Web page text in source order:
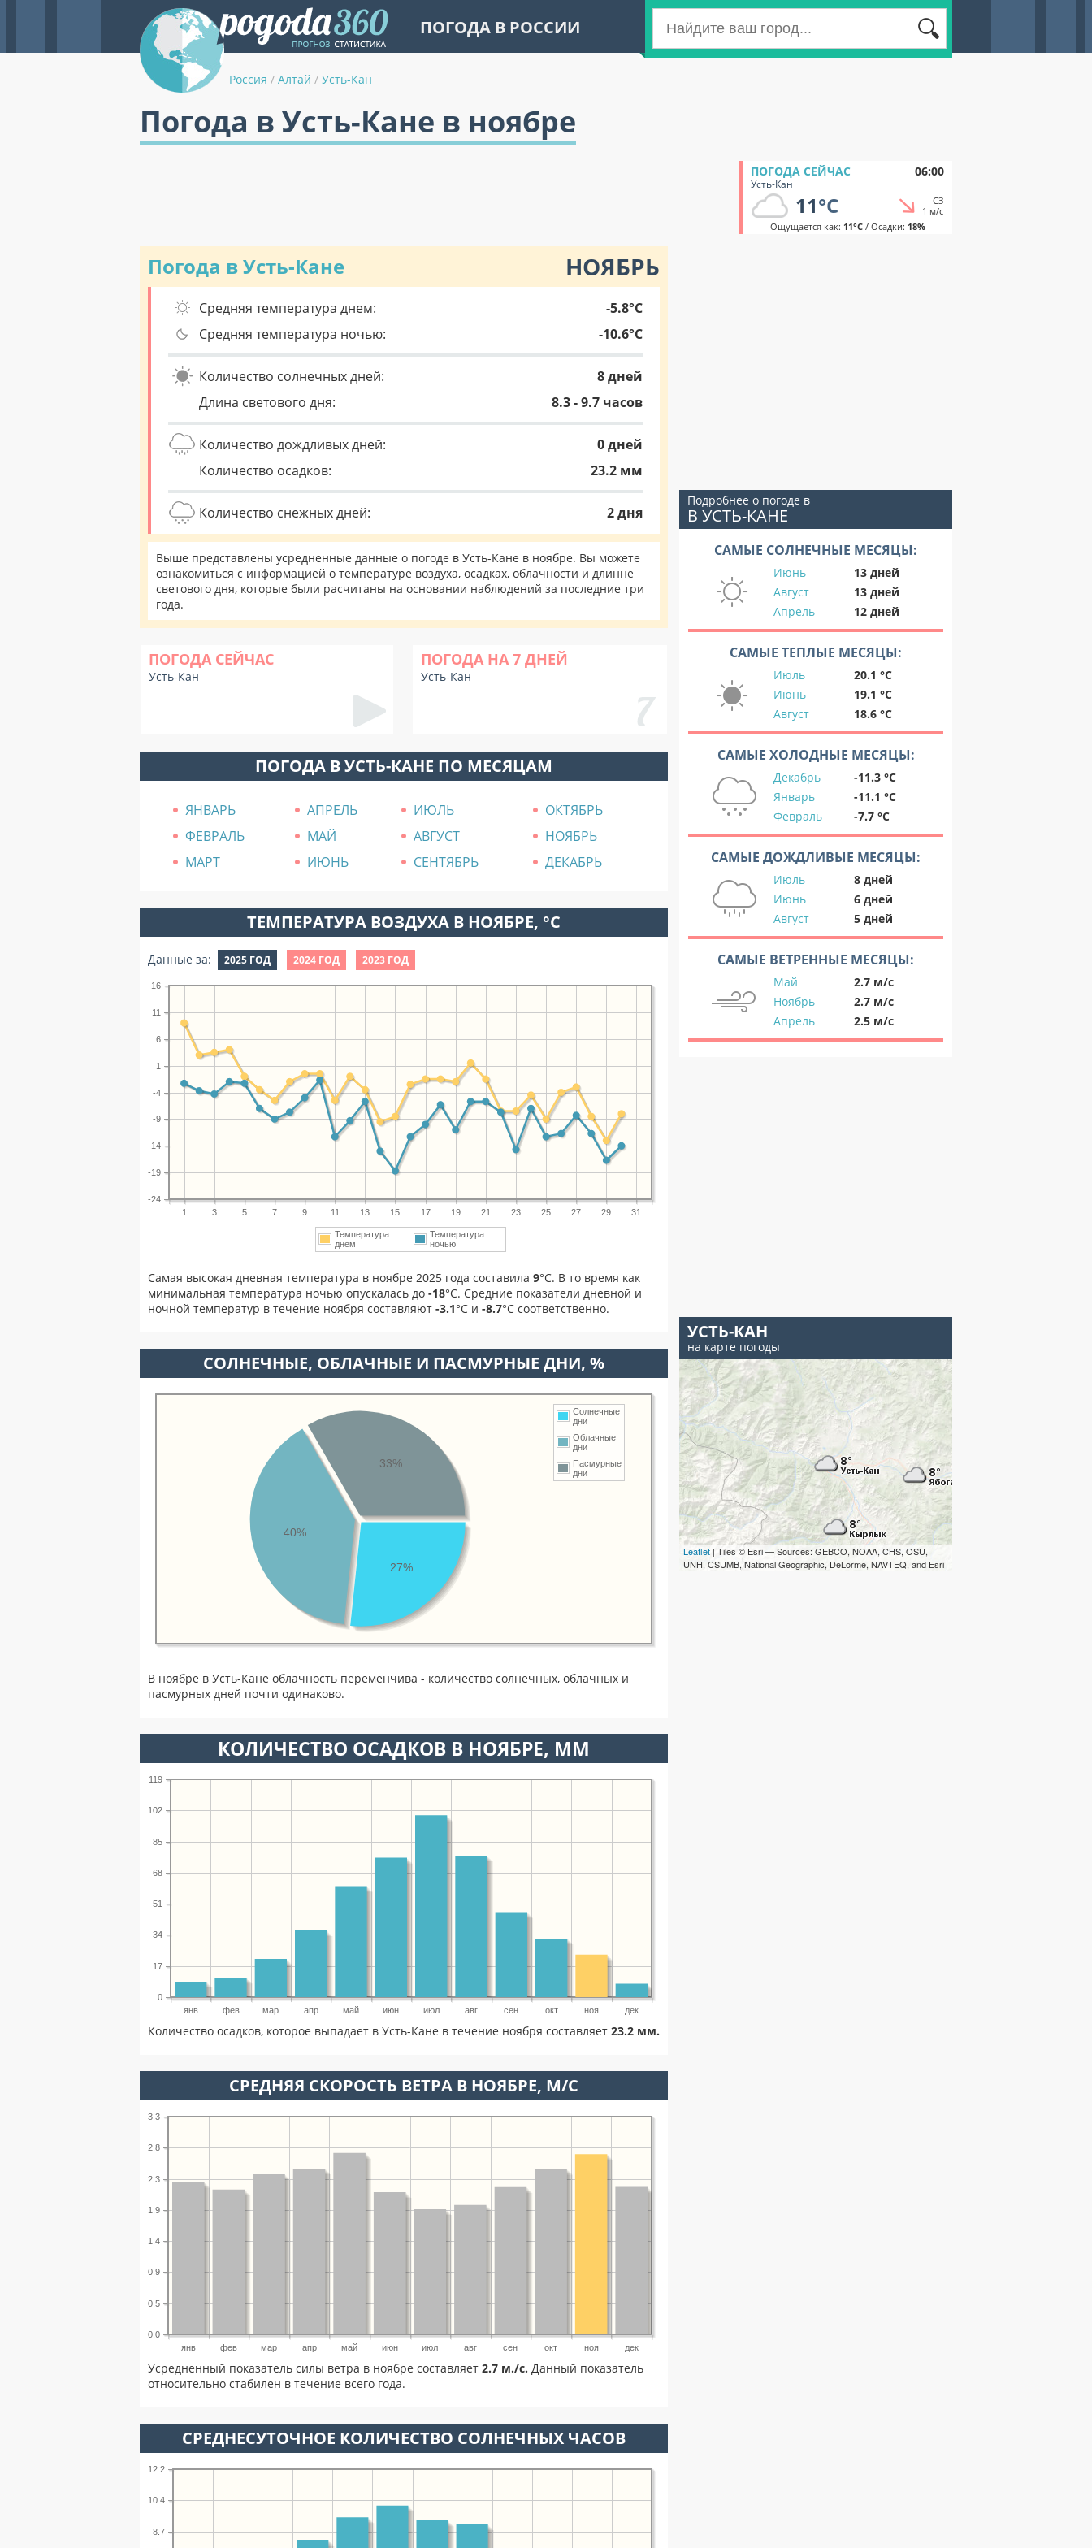
ПОГОДА В РОССИИ
Россия / Алтай / Усть-Кан
Погода в Усть-Кане в ноябре
ПОГОДА СЕЙЧАС 06:00
Усть-Кан
11°C
СЗ
1 м/с
Ощущается как: 11°C/ Осадки: 18%
Погода в Усть-Кане НОЯБРЬ
Средняя температура днем:
-5.8°C
Средняя температура ночью:
-10.6°C
Количество солнечных дней:
8 дней
Длина светового дня:
8.3 - 9.7 часов
Количество дождливых дней:
0 дней
Количество осадков:
23.2 мм
Количество снежных дней: 2 дня
Выше представлены усредненные данные о погоде в Усть-Кане в ноябре. Вы можете
ознакомиться с информацией о температуре воздуха, осадках, облачности и длинне
светового дня, которые были расчитаны на основании наблюдений за последние три
года.
ПОГОДА СЕЙЧАС
Усть-Кан
ПОГОДА НА 7 ДНЕЙ
Усть-Кан
ПОГОДА В УСТЬ-КАНЕ ПО МЕСЯЦАМ
ЯНВАРЬ АПРЕЛЬ ИЮЛЬ
ОКТЯБРЬ
ФЕВРАЛЬ
МАЙ АВГУСТ
НОЯБРЬ
МАРТ
ИЮНЬ СЕНТЯБРЬ ДЕКАБРЬ
ТЕМПЕРАТУРА ВОЗДУХА В НОЯБРЕ, °C
Данные за: 2025 ГОД 2024 ГОД 2023 ГОД
1 3 5 7 9 11 13 15 17 19 21 23 25 27 29 31
-24
-19
-14
-9
-4
1
6
11
16
Температура
днем
Температура
ночью
Самая высокая дневная температура в ноябре 2025 года составила 9°С. В то время как
минимальная температура ночью опускалась до -18°C. Средние показатели дневной и
ночной температур в течение ноября составляют -3.1°С и -8.7°С соответственно.
CОЛНЕЧНЫЕ, ОБЛАЧНЫЕ И ПАСМУРНЫЕ ДНИ, %
Солнечные
дни
Облачные
дни
Пасмурные
дни
27%
40%
33%
В ноябре в Усть-Кане облачность переменчива - количество солнечных, облачных и
пасмурных дней почти одинаково.
КОЛИЧЕСТВО ОСАДКОВ В НОЯБРЕ, ММ
янв фев мар апр май июн июл авг сен окт ноя дек
0
17
34
51
68
85
102
119
Количество осадков, которое выпадает в Усть-Кане в течение ноября составляет 23.2 мм.
СРЕДНЯЯ СКОРОСТЬ ВЕТРА В НОЯБРЕ, М/С
янв фев мар апр май июн июл авг сен окт ноя дек
0.0
0.5
0.9
1.4
1.9
2.3
2.8
3.3
Усредненный показатель силы ветра в ноябре составляет 2.7 м./с. Данный показатель
относительно стабилен в течение всего года.
СРЕДНЕСУТОЧНОЕ КОЛИЧЕСТВО СОЛНЕЧНЫХ ЧАСОВ
8.7
10.4
12.2
Подробнее о погоде в
В УСТЬ-КАНЕ
САМЫЕ СОЛНЕЧНЫЕ МЕСЯЦЫ:
Июнь
13 дней
Август
13 дней
Апрель
12 дней
САМЫЕ ТЕПЛЫЕ МЕСЯЦЫ:
Июль
20.1 °C
Июнь
19.1 °C
Август
18.6 °C
САМЫЕ ХОЛОДНЫЕ МЕСЯЦЫ:
Декабрь
-11.3 °C
Январь
-11.1 °C
Февраль
-7.7 °C
САМЫЕ ДОЖДЛИВЫЕ МЕСЯЦЫ:
Июль
8 дней
Июнь
6 дней
Август
5 дней
САМЫЕ ВЕТРЕННЫЕ МЕСЯЦЫ:
Май
2.7 м/с
Ноябрь
2.7 м/с
Апрель
2.5 м/с
УСТЬ-КАН
на карте погоды
Leaflet | Tiles © Esri — Sources: GEBCO, NOAA, CHS, OSU,
UNH, CSUMB, National Geographic, DeLorme, NAVTEQ, and Esri